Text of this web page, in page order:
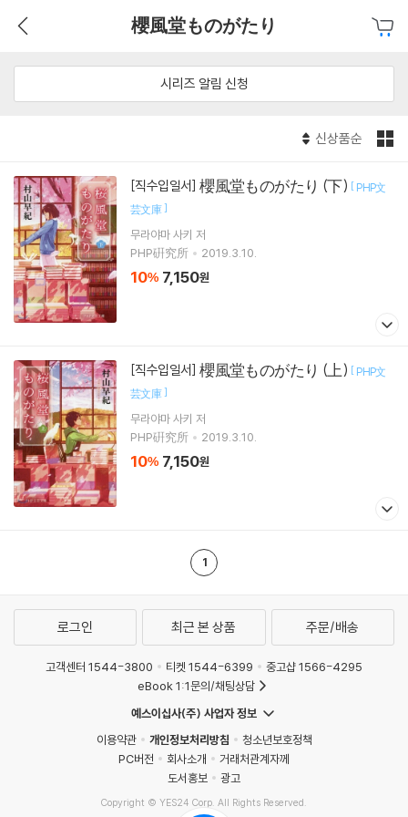
櫻風堂ものがたり
시리즈 알림 신청
신상품순
[직수입일서] 櫻風堂ものがたり (下) [ PHP文
芸文庫]
무라야마 사키 저
PHP硏究所
2019.3.10.
10% 7,150원
[직수입일서] 櫻風堂ものがたり (上) [ PHP文
芸文庫]
무라야마 사키 저
PHP硏究所
2019.3.10.
10% 7,150원
1
로그인 최근 본 상품 주문/배송
고객센터 1544-3800 티켓 1544-6399
중고샵 1566-4295
eBook 1:1문의/채팅상담
예스이십사(주) 사업자 정보
이용약관
개인정보처리방침
청소년보호정책
PC버전
회사소개
거래처관계자께
도서홍보
광고
Copyright © YES24 Corp. All Rights Reserved.